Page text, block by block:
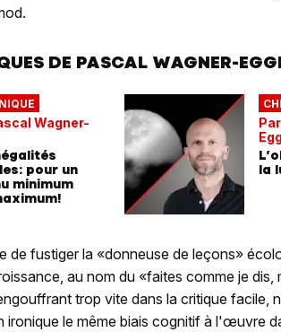
DE PASCAL WAGNER-
Wagner-
pour un
minimum
la
de fustiger la «donneuse de leçons»
au nom du «faites comme je dis,
trop vite dans la critique facile,
ironique le même biais cognitif à l'œuvre